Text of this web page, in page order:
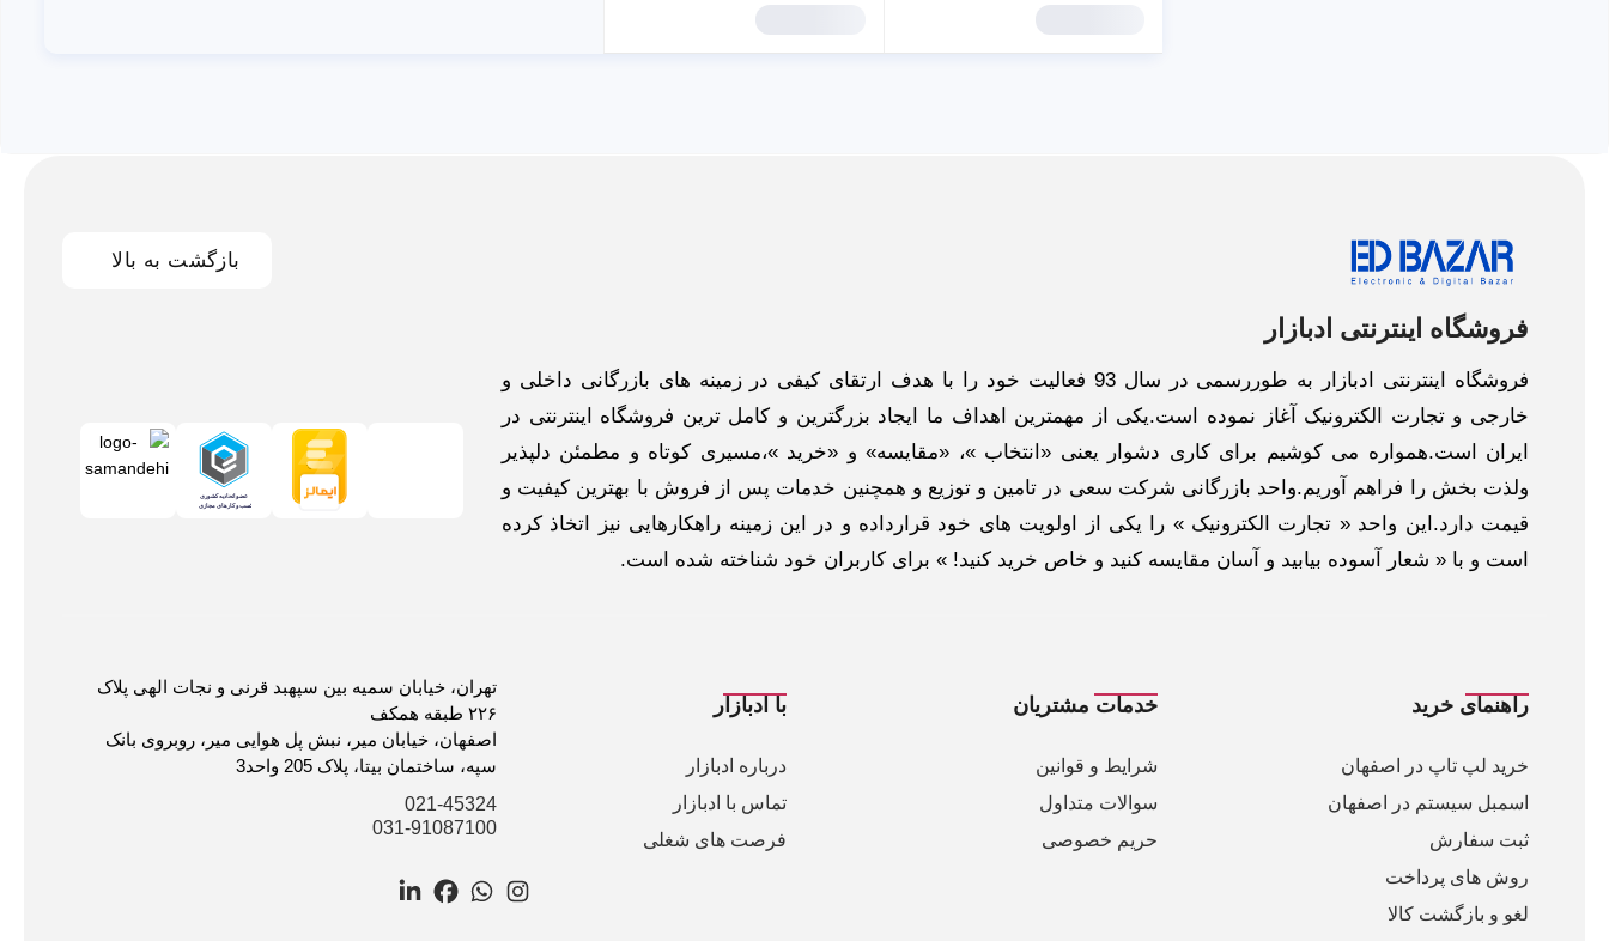
بازگشت به بالا
فروشگاه اینترنتی ادبازار
فروشگاه اینترنتی ادبازار به طوررسمی در سال 93 فعالیت خود را با هدف ارتقای کیفی در زمینه های بازرگانی داخلی و
خارجی و تجارت الکترونیک آغاز نموده است.یکی از مهمترین اهداف ما ایجاد بزرگترین و کامل ترین فروشگاه اینترنتی در
ایران است.همواره می کوشیم برای کاری دشوار یعنی «انتخاب »، «مقایسه» و «خرید »،مسیری کوتاه و مطمئن دلپذیر
ولذت بخش را فراهم آوریم.واحد بازرگانی شرکت سعی در تامین و توزیع و همچنین خدمات پس از فروش با بهترین کیفیت و
قیمت دارد.این واحد « تجارت الکترونیک » را یکی از اولویت های خود قرارداده و در این زمینه راهکارهایی نیز اتخاذ کرده
است و با « شعار آسوده بیابید و آسان مقایسه کنید و خاص خرید کنید! » برای کاربران خود شناخته شده است.
راهنمای خرید
خرید لپ تاپ در اصفهان
اسمبل سیستم در اصفهان
ثبت سفارش
روش های پرداخت
لغو و بازگشت کالا
خدمات مشتریان
شرایط و قوانین
سوالات متداول
حریم خصوصی
با ادبازار
درباره ادبازار
تماس با ادبازار
فرصت های شغلی
تهران، خیابان سمیه بین سپهبد قرنی و نجات الهی پلاک
۲۲۶ طبقه همکف
اصفهان، خیابان میر، نبش پل هوایی میر، روبروی بانک
سپه، ساختمان بیتا، پلاک 205 واحد3
021-45324
031-91087100
Instagram
WhatsApp
Facebook
LinkedIn